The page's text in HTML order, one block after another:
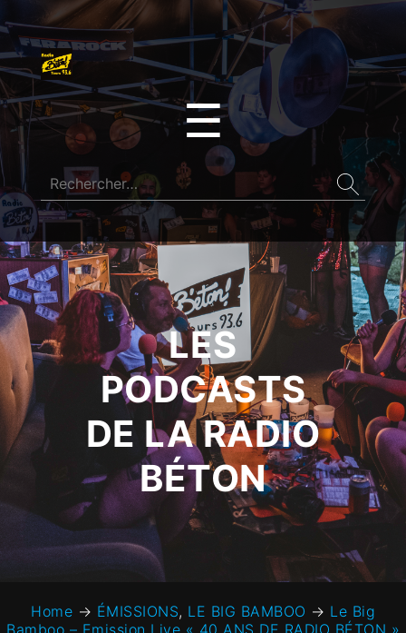
☰
LES
PODCASTS
DE LA RADIO
BÉTON
Home → ÉMISSIONS, LE BIG BAMBOO → Le Big